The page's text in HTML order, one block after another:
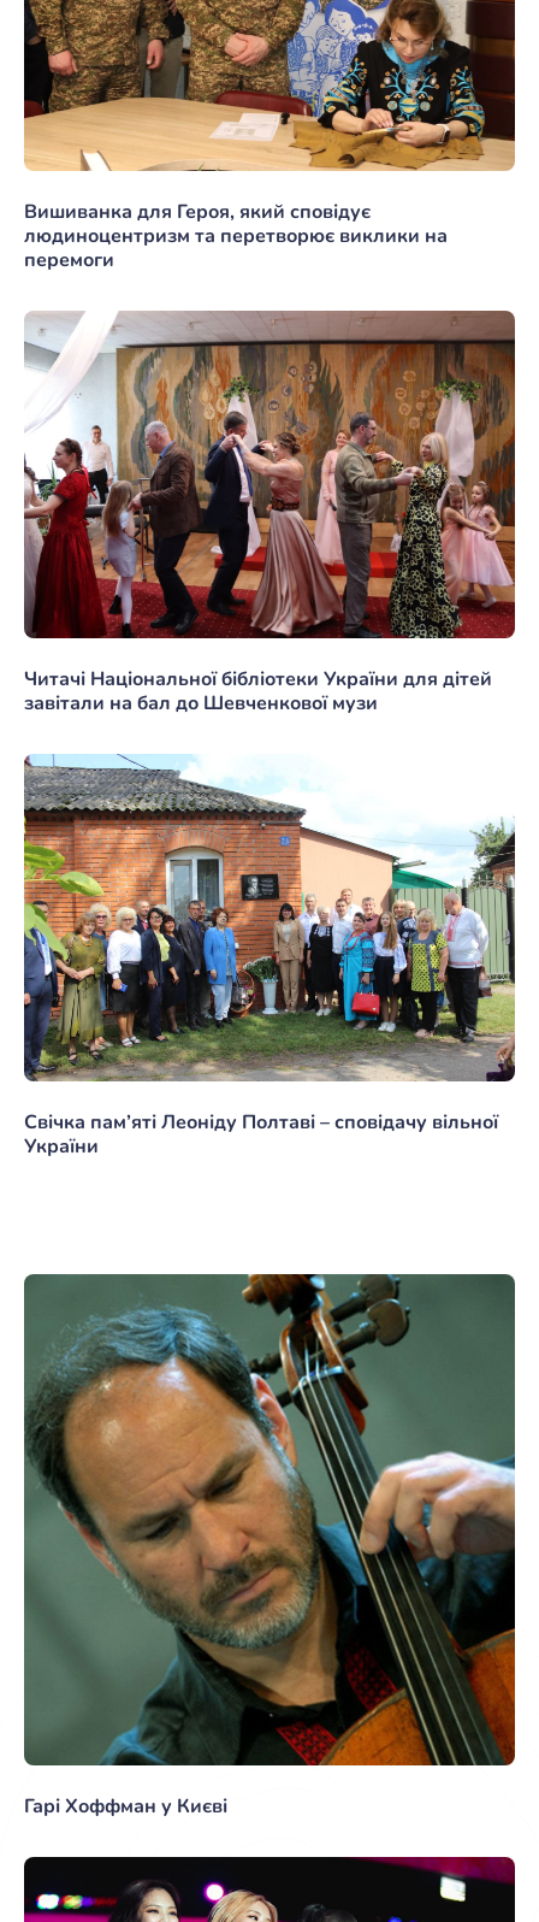
Вишиванка для Героя, який сповідує
людиноцентризм та перетворює виклики на
перемоги
Читачі Національної бібліотеки України для дітей
завітали на бал до Шевченкової музи
Свічка пам’яті Леоніду Полтаві – сповідачу вільної
України
Гарі Хоффман у Києві